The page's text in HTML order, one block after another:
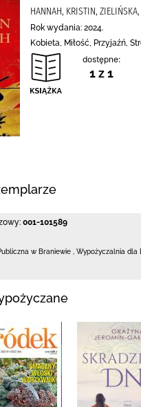
HANNAH, KRISTIN,
Rok wydania: 2024.
Kobieta, Miłość, Przyjaźń,
dostępne:
1 z 1
001-101589
w Braniewie Wypożyczalnia dla